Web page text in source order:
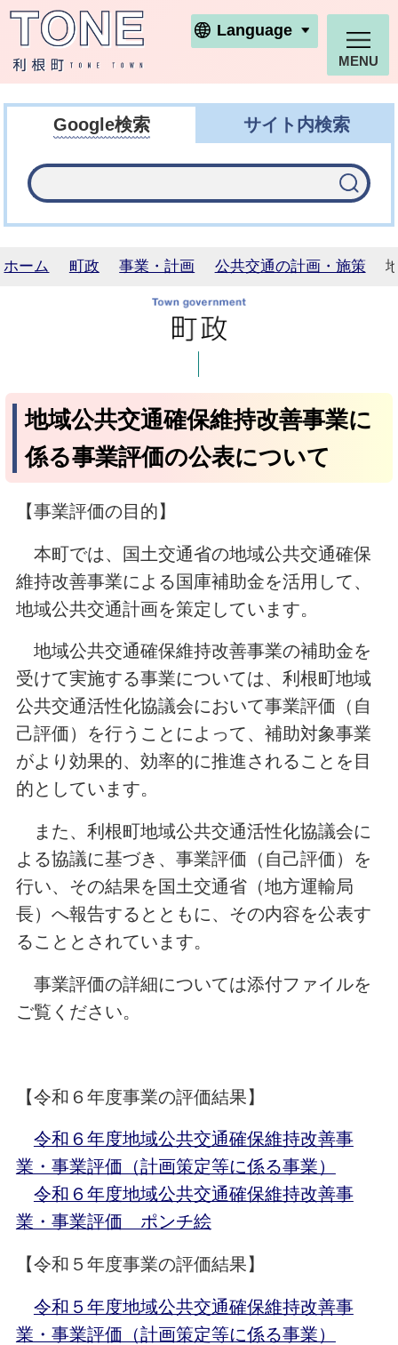
利根町ホームページ
Language
MENU
Google検索 サイト内検索
ホーム 町政 事業・計画 公共交通の計画・施策
地域公共交通確保維持改善事業に
係る事業評価の公表について
【事業評価の目的】
本町では、国土交通省の地域公共交通確保
維持改善事業による国庫補助金を活用して、
地域公共交通計画を策定しています。
地域公共交通確保維持改善事業の補助金を
受けて実施する事業については、利根町地域
公共交通活性化協議会において事業評価（自
己評価）を行うことによって、補助対象事業
がより効果的、効率的に推進されることを目
的としています。
また、利根町地域公共交通活性化協議会に
よる協議に基づき、事業評価（自己評価）を
行い、その結果を国土交通省（地方運輸局
長）へ報告するとともに、その内容を公表す
ることとされています。
事業評価の詳細については添付ファイルを
ご覧ください。
【令和６年度事業の評価結果】
令和６年度地域公共交通確保維持改善事
業・事業評価（計画策定等に係る事業）
令和６年度地域公共交通確保維持改善事
業・事業評価 ポンチ絵
【令和５年度事業の評価結果】
令和５年度地域公共交通確保維持改善事
業・事業評価（計画策定等に係る事業）